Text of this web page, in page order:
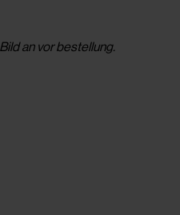
an vor bestellung.